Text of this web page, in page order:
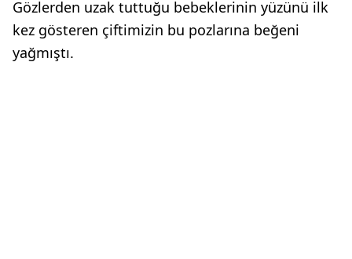
Gözlerden uzak tuttuğu bebeklerinin yüzünü ilk
kez gösteren çiftimizin bu pozlarına beğeni
yağmıştı.